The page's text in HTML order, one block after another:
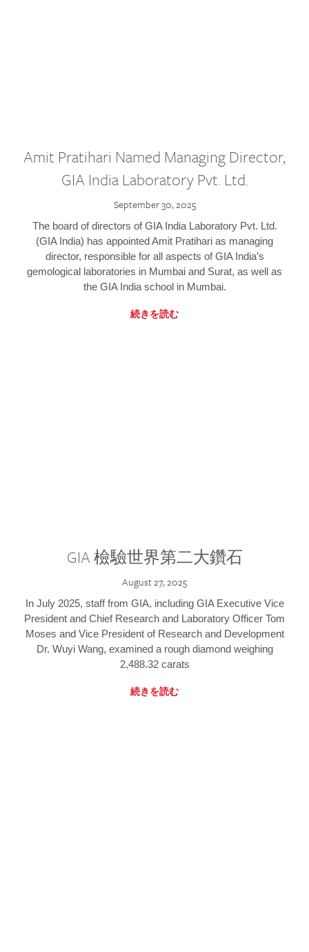
Amit Pratihari Named Managing Director,
GIA India Laboratory Pvt. Ltd.
September 30, 2025
The board of directors of GIA India Laboratory Pvt. Ltd.
(GIA India) has appointed Amit Pratihari as managing
director, responsible for all aspects of GIA India’s
gemological laboratories in Mumbai and Surat, as well as
the GIA India school in Mumbai.
続きを読む
GIA 檢驗世界第二大鑽石
August 27, 2025
In July 2025, staff from GIA, including GIA Executive Vice
President and Chief Research and Laboratory Officer Tom
Moses and Vice President of Research and Development
Dr. Wuyi Wang, examined a rough diamond weighing
2,488.32 carats
続きを読む